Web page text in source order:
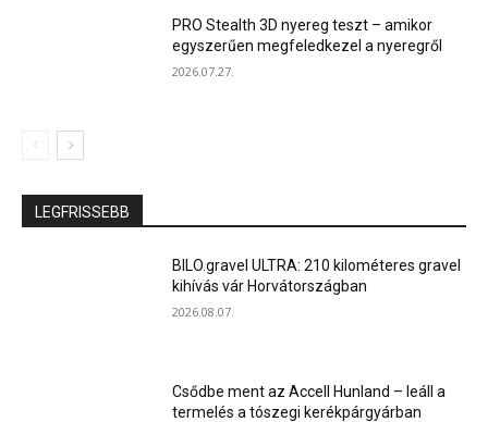
PRO Stealth 3D nyereg teszt – amikor
egyszerűen megfeledkezel a nyeregről
2026.07.27.
LEGFRISSEBB
BILO.gravel ULTRA: 210 kilométeres gravel
kihívás vár Horvátországban
2026.08.07.
Csődbe ment az Accell Hunland – leáll a
termelés a tószegi kerékpárgyárban